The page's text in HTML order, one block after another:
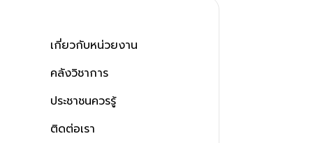
เกี่ยวกับหน่วยงาน
คลังวิชาการ
ประชาชนควรรู้
ติดต่อเรา